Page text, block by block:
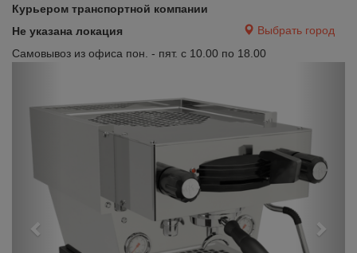
Курьером транспортной компании
Не указана локация
Выбрать город
Самовывоз из офиса пон. - пят. с 10.00 по 18.00